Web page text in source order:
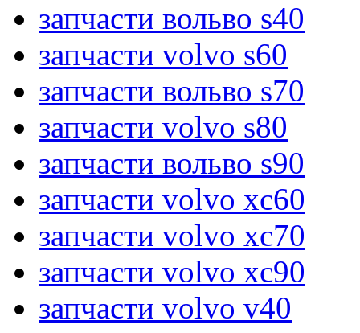
запчасти вольво s40
запчасти volvo s60
запчасти вольво s70
запчасти volvo s80
запчасти вольво s90
запчасти volvo xc60
запчасти volvo xc70
запчасти volvo xc90
запчасти volvo v40